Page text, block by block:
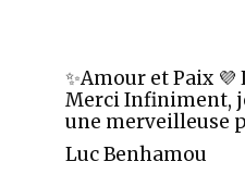
✨Amour et Paix
Merci Infiniment,
une merveilleuse
Luc Benhamou